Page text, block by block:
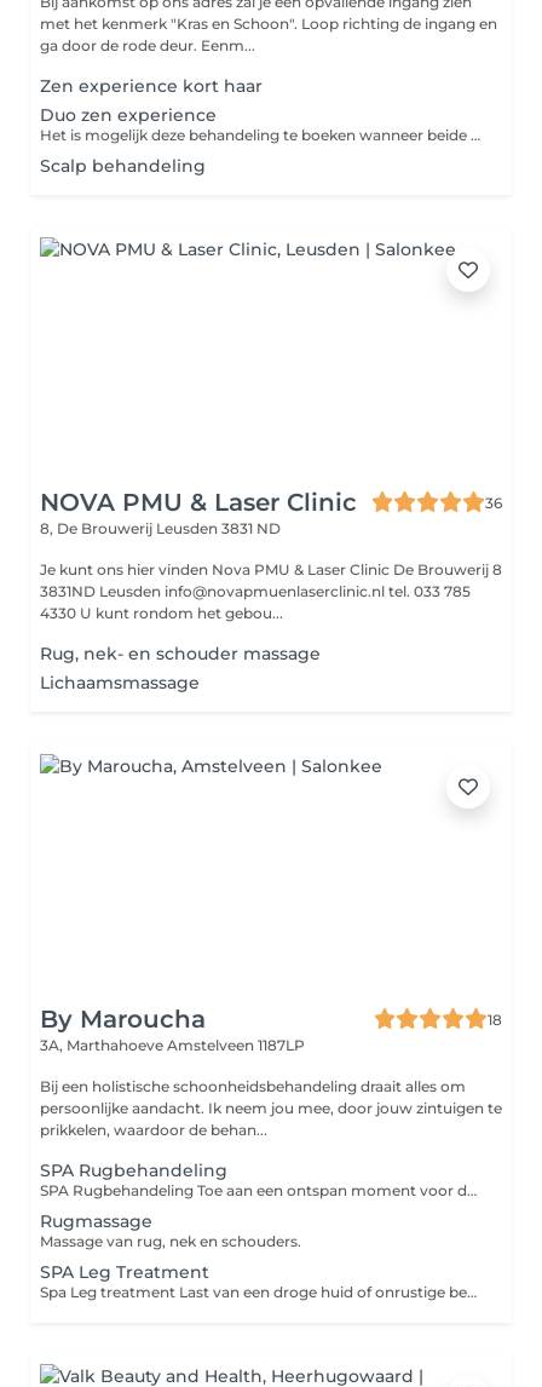
met het kenmerk "Kras en Schoon". Loop richting de ingang en
ga door de rode deur. Eenm...
Zen experience kort haar
Duo zen experience
Het is mogelijk deze behandeling te boeken wanneer beide medewerkers beschikbaar zijn om uit te kiezen. Indien slechts één medewerker beschikbaar is, is er helaas geen plek. Voor vragen kunt u altijd contact met ons opnemen.
Scalp behandeling
NOVA PMU & Laser Clinic
36
8, De Brouwerij Leusden 3831 ND
Je kunt ons hier vinden Nova PMU & Laser Clinic De Brouwerij 8
3831ND Leusden info@novapmuenlaserclinic.nl tel. 033 785
4330 U kunt rondom het gebou...
Rug, nek- en schouder massage
Lichaamsmassage
By Maroucha
18
3A, Marthahoeve Amstelveen 1187LP
Bij een holistische schoonheidsbehandeling draait alles om
persoonlijke aandacht. Ik neem jou mee, door jouw zintuigen te
prikkelen, waardoor de behan...
SPA Rugbehandeling
SPA Rugbehandeling Toe aan een ontspan moment voor de rug? Dan is deze behandeling echt een verwennerij voor jezelf. Hierin wordt toegepast: Droog-borstelen, nature scrub, hamam bio zeep, massage van de rug, nek en schouders, body pakking en body cream
Rugmassage
Massage van rug, nek en schouders.
SPA Leg Treatment
Spa Leg treatment Last van een droge huid of onrustige benen? Dan is deze behandeling geschikt om weer tot rust te komen en de huid een boost te geven. Hierin wordt toegepast: - Droogborstelen voor- en achterkant benen - Nature Lichaamsscrub voor- en achterkant benen - Hammam bio zeepmassage voor- en achterkant benen - Massage olie met re-sculpt booster - Cupping of ontspanningsmassage achterkant benen. Massage naar uw keuze.